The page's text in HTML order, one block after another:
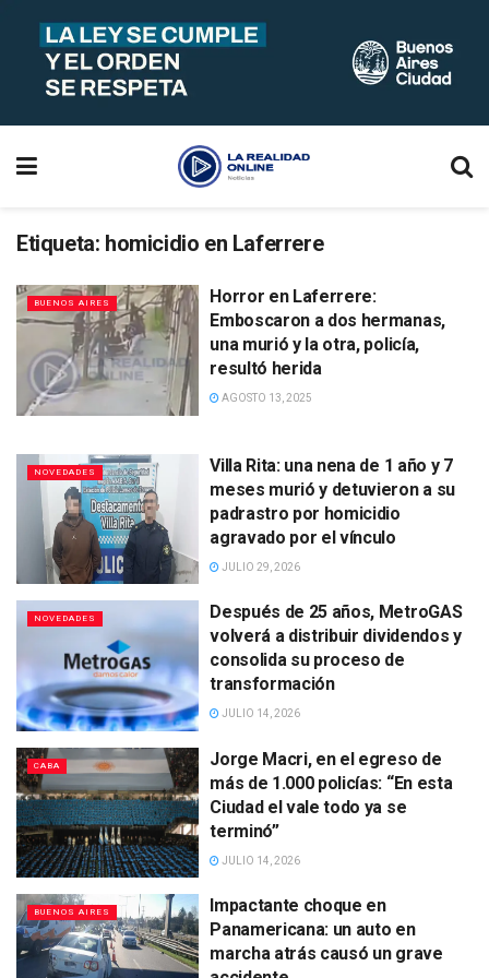
Etiqueta: homicidio en Laferrere
BUENOS AIRES
Horror en Laferrere:
Emboscaron a dos hermanas,
una murió y la otra, policía,
resultó herida
AGOSTO 13, 2025
NOVEDADES
Villa Rita: una nena de 1 año y 7
meses murió y detuvieron a su
padrastro por homicidio
agravado por el vínculo
JULIO 29, 2026
NOVEDADES
Después de 25 años, MetroGAS
volverá a distribuir dividendos y
consolida su proceso de
transformación
JULIO 14, 2026
CABA
Jorge Macri, en el egreso de
más de 1.000 policías: “En esta
Ciudad el vale todo ya se
terminó”
JULIO 14, 2026
BUENOS AIRES
Impactante choque en
Panamericana: un auto en
marcha atrás causó un grave